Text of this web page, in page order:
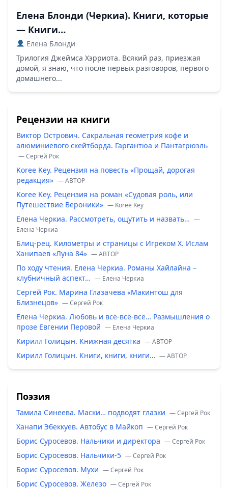
Елена Блонди (Черкиа). Книги, которые
— Книги…
Елена Блонди
Трилогия Джеймса Хэрриота. Всякий раз, приезжая
домой, я знаю, что после первых разговоров, первого
домашнего...
Рецензии на книги
Виктор Острович. Сакральная геометрия кофе и
алюминиевого скейтборда. Гаргантюа и Пантагрюэль
— Сергей Рок
Koree Key. Рецензия на повесть «Прощай, дорогая
редакция» — ABTOP
Koree Key. Рецензия на роман «Судовая роль, или
Путешествие Вероники» — Koree Key
Елена Черкиа. Рассмотреть, ощутить и назвать… —
Елена Черкиа
Блиц-рец. Километры и страницы с Игреком Х. Ислам
Ханипаев «Луна 84» — ABTOP
По ходу чтения. Елена Черкиа. Романы Хайлайна –
клубничный аспект… — Елена Черкиа
Сергей Рок. Марина Глазачева «Макинтош для
Близнецов» — Сергей Рок
Елена Черкиа. Любовь и всё-всё-всё… Размышления о
прозе Евгении Перовой — Елена Черкиа
Кирилл Голицын. Книжная десятка — ABTOP
Кирилл Голицын. Книги, книги, книги… — ABTOP
Поэзия
Тамила Синеева. Маски… подводят глазки — Сергей Рок
Ханапи Эбеккуев. Автобус в Майкоп — Сергей Рок
Борис Суросевов. Нальчики и директора — Сергей Рок
Борис Суросевов. Нальчики-5 — Сергей Рок
Борис Суросевов. Мухи — Сергей Рок
Борис Суросевов. Железо — Сергей Рок